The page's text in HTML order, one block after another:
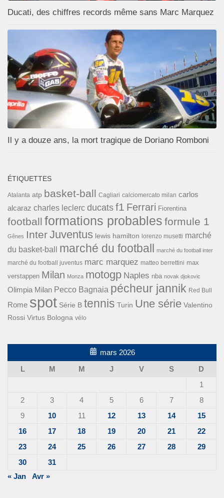
Ducati, des chiffres records même sans Marc Marquez
Il y a douze ans, la mort tragique de Doriano Romboni
ÉTIQUETTES
Atalanta atp basket-ball Cagliari calciomercato milan carlos
alcaraz charles leclerc ducats f1 Ferrari Fiorentina
football formations probables formule 1
Gênes InterJuventus lewis hamilton lorenzo musetti marché
du basket-ball
marché du football marché du football inter
marché du football juventus marc marquez matteo berrettini max
verstappen Milan Monza motogp Naples nba novak djokovic
Olimpia Milan Pecco Bagnaia pécheur jannik Red Bull
Rome spot Série B tennis Turin Une série Valentino
Rossi Virtus Bologna vélo
mars 2026
L
M M J V S
D
1
2
3 4 5 6 7
8
9
10 11 12 13 14
15
16
17 18 19 20 21
22
23
24 25 26 27 28
29
30
31
« Jan
Avr »